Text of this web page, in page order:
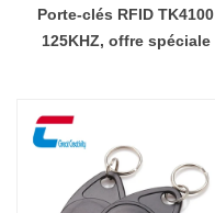
Porte-clés RFID TK4100
125KHZ, offre spéciale